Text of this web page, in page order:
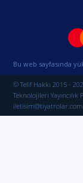
Bu web sayfasında
© Telif Hakkı 2015 -
Teknolojileri Yayıncılık